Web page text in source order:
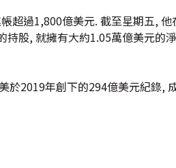
超過1,800億美元. 截至星期五, 他
持股, 就擁有大約1.05萬億美元的
於2019年創下的294億美元紀錄,